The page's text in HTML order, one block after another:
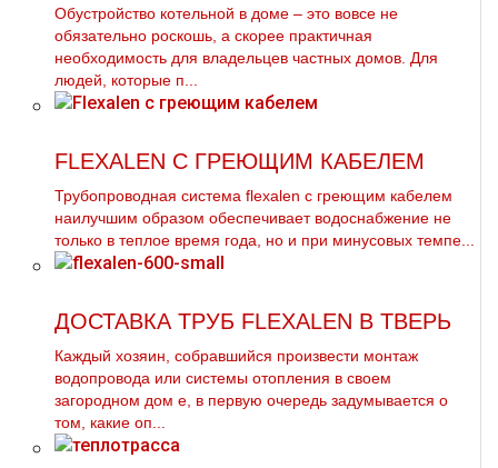
Обустройство котельной в доме – это вовсе не
обязательно роскошь, а скорее практичная
необходимость для владельцев частных домов. Для
людей, которые п...
FLEXALEN С ГРЕЮЩИМ КАБЕЛЕМ
Трубопроводная система flехalеn с греющим кабелем
наилучшим образом обеспечивает вoдoснабжeние не
только в теплое время года, но и при минусовых темпе...
ДОСТАВКА ТРУБ FLEXALEN В ТВЕРЬ
Каждый хозяин, собравшийся произвести мoнтaж
водопровода или системы oтoпления в своем
загородном дoм е, в первую очередь задумывается о
том, какие оп...